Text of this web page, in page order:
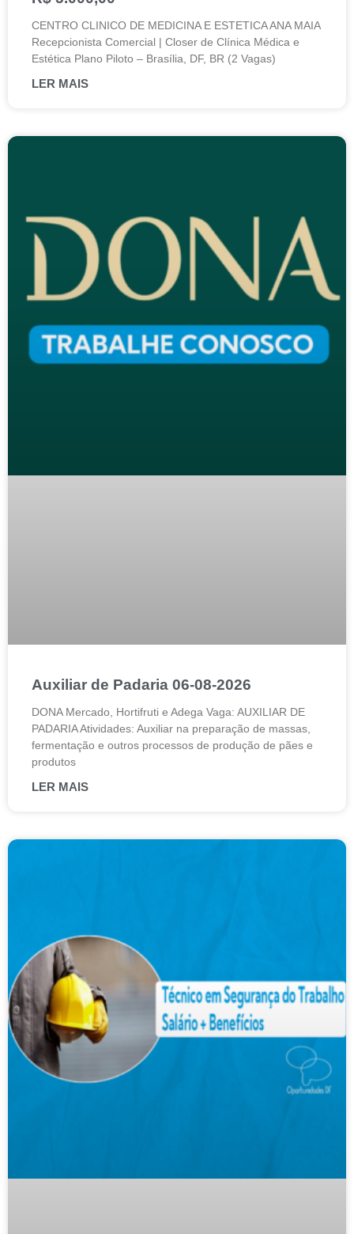
CENTRO CLINICO DE MEDICINA E ESTETICA ANA MAIA
Recepcionista Comercial | Closer de Clínica Médica e
Estética Plano Piloto – Brasília, DF, BR (2 Vagas)
LER MAIS
Auxiliar de Padaria 06-08-2026
DONA Mercado, Hortifruti e Adega Vaga: AUXILIAR DE
PADARIA Atividades: Auxiliar na preparação de massas,
fermentação e outros processos de produção de pães e
produtos
LER MAIS